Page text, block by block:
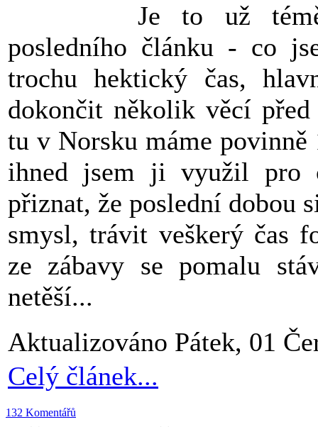
Je to už
posledního článku - co
trochu hektický čas,
dokončit několik věcí
tu v Norsku máme
ihned jsem ji využil pro
přiznat, že poslední dobou
smysl, trávit veškerý čas
ze zábavy se pomalu
netěší...
Aktualizováno Pátek, 01
Celý článek...
132 Komentářů